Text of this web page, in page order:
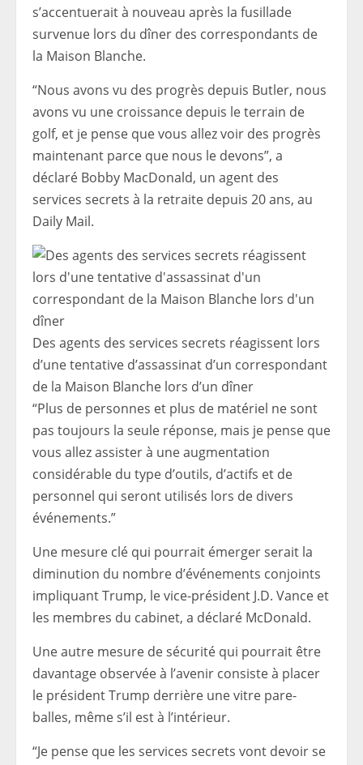
s’accentuerait à nouveau après la fusillade
survenue lors du dîner des correspondants de
la Maison Blanche.
“Nous avons vu des progrès depuis Butler, nous
avons vu une croissance depuis le terrain de
golf, et je pense que vous allez voir des progrès
maintenant parce que nous le devons”, a
déclaré Bobby MacDonald, un agent des
services secrets à la retraite depuis 20 ans, au
Daily Mail.
Des agents des services secrets réagissent lors
d’une tentative d’assassinat d’un correspondant
de la Maison Blanche lors d’un dîner
“Plus de personnes et plus de matériel ne sont
pas toujours la seule réponse, mais je pense que
vous allez assister à une augmentation
considérable du type d’outils, d’actifs et de
personnel qui seront utilisés lors de divers
événements.”
Une mesure clé qui pourrait émerger serait la
diminution du nombre d’événements conjoints
impliquant Trump, le vice-président J.D. Vance et
les membres du cabinet, a déclaré McDonald.
Une autre mesure de sécurité qui pourrait être
davantage observée à l’avenir consiste à placer
le président Trump derrière une vitre pare-
balles, même s’il est à l’intérieur.
“Je pense que les services secrets vont devoir se